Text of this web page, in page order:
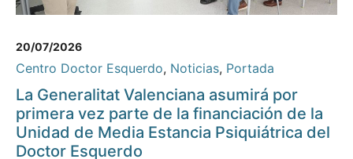
20/07/2026
Centro Doctor Esquerdo, Noticias, Portada
La Generalitat Valenciana asumirá por
primera vez parte de la financiación de la
Unidad de Media Estancia Psiquiátrica del
Doctor Esquerdo